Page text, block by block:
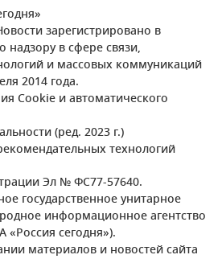
зарегистрировано в
надзору в сфере связи,
и массовых коммуникаций
2014 года.
Cookie и автоматического
(ред. 2023 г.)
технологий
Эл № ФС77-57640.
государственное унитарное
информационное агентство
«Россия сегодня»).
материалов и новостей сайта